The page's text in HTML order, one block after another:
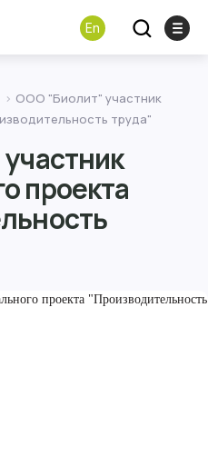
En
ООО "Биолит" участник
труда"
проекта